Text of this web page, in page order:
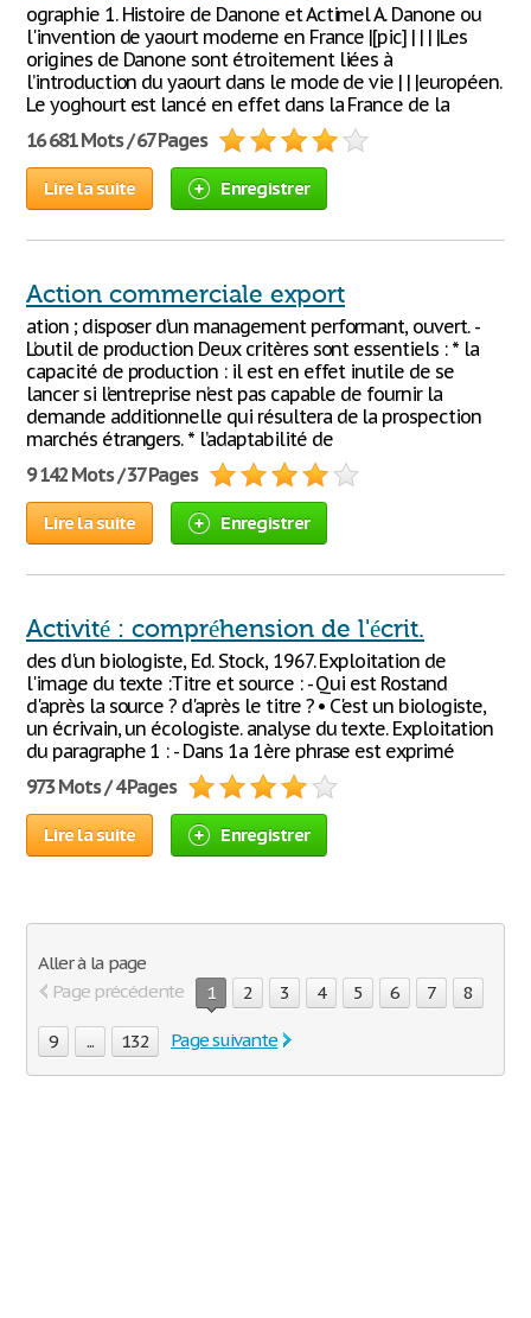
ographie 1. Histoire de Danone et Actimel A. Danone ou
l'invention de yaourt moderne en France |[pic] | | | |Les
origines de Danone sont étroitement liées à
l’introduction du yaourt dans le mode de vie | | |européen.
Le yoghourt est lancé en effet dans la France de la
16 681 Mots / 67 Pages
Lire la suite Enregistrer
Action commerciale export
ation ; disposer d’un management performant, ouvert. -
L’outil de production Deux critères sont essentiels : * la
capacité de production : il est en effet inutile de se
lancer si l’entreprise n’est pas capable de fournir la
demande additionnelle qui résultera de la prospection
marchés étrangers. * l’adaptabilité de
9 142 Mots / 37 Pages
Lire la suite Enregistrer
Activité : compréhension de l'écrit.
des d'un biologiste, Ed. Stock, 1967. Exploitation de
l'image du texte :Titre et source : - Qui est Rostand
d'après la source ? d'après le titre ? • C'est un biologiste,
un écrivain, un écologiste. analyse du texte. Exploitation
du paragraphe 1 : - Dans 1a 1ère phrase est exprimé
973 Mots / 4 Pages
Lire la suite Enregistrer
Aller à la page
Page précédente
1 2 3 4 5 6 7 8
9 ... 132 Page suivante